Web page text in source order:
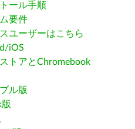
ール手順
要件
ユーザーはこちら
iOS
トアとChromebook
ル版